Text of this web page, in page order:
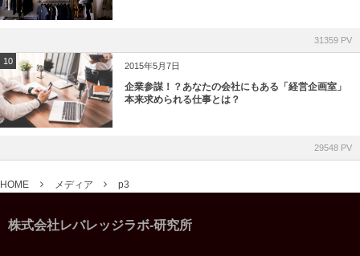
31359 PV
10 2015年5月7日
企業参謀！？あなたの会社にもある「経営企画室」
本来求められる仕事とは？
29548 PV
HOME メディア p3
株式会社レバレッジラボ-研究所